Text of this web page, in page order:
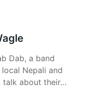
Dab, a band
Nepali and
talk about their…